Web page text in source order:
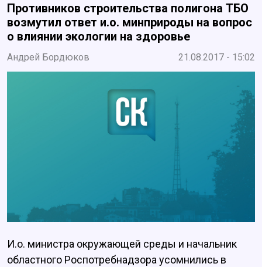
Противников строительства полигона ТБО
возмутил ответ и.о. минприроды на вопрос
о влиянии экологии на здоровье
Андрей Бордюков 21.08.2017 - 15:02
И.о. министра окружающей среды и начальник
областного Роспотребнадзора усомнились в